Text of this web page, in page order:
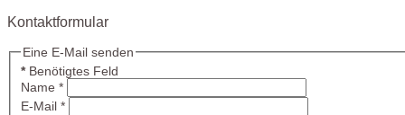
Kontaktformular
Eine E-Mail senden
*Benötigtes Feld
Name *
E-Mail*